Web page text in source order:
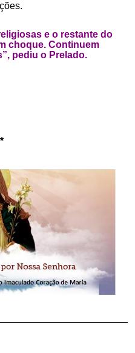
e o restante do
choque. Continuem
pediu o Prelado.